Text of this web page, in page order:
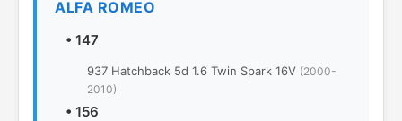
ALFA ROMEO
• 147
937 Hatchback 5d 1.6 Twin Spark 16V (2000-
2010)
• 156